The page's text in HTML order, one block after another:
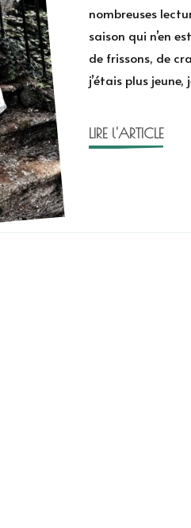
mes
nombreuses
saison qui n’en
de frissons, de
j’étais plus
LIRE l'ARTICLE